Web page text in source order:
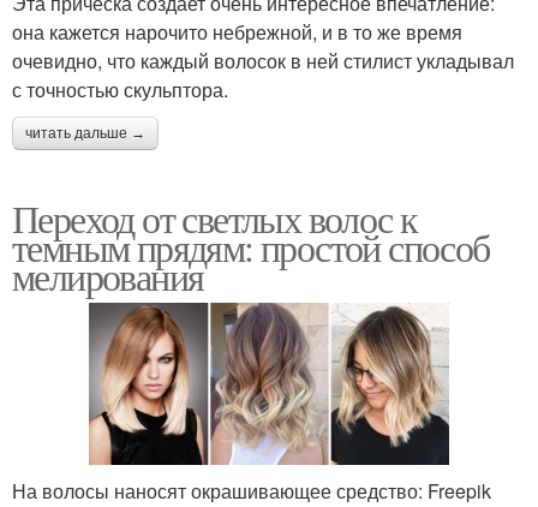
она кажется нарочито небрежной, и в то же время
очевидно, что каждый волосок в ней стилист укладывал
с точностью скульптора.
читать дальше →
Переход от светлых волос к
темным прядям: простой способ
мелирования
На волосы наносят окрашивающее средство: Freepik